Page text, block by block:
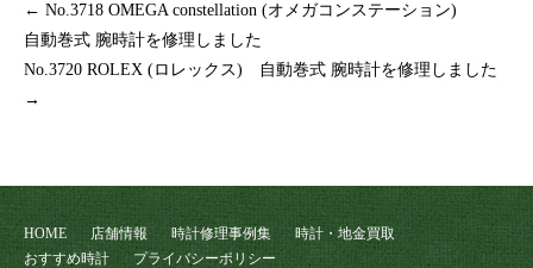
← No.3718 OMEGA constellation (オメガコンステーション)
自動巻式 腕時計を修理しました
No.3720 ROLEX (ロレックス) 自動巻式 腕時計を修理しました
→
HOME 店舗情報 時計修理事例集
時計・地金買取
おすすめ時計
プライバシーポリシー